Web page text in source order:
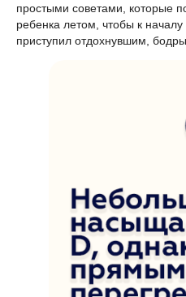
простыми советами, которые
ребенка летом, чтобы к началу
приступил отдохнувшим,